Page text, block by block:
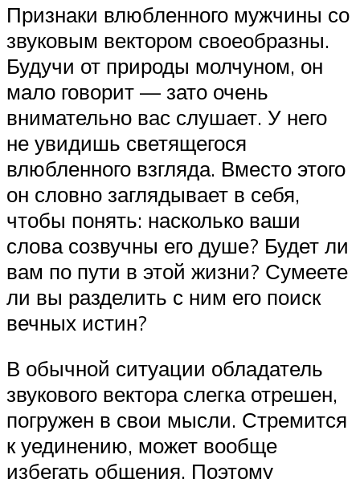
Признаки влюбленного мужчины со
звуковым вектором своеобразны.
Будучи от природы молчуном, он
мало говорит — зато очень
внимательно вас слушает. У него
не увидишь светящегося
влюбленного взгляда. Вместо этого
он словно заглядывает в себя,
чтобы понять: насколько ваши
слова созвучны его душе? Будет ли
вам по пути в этой жизни? Сумеете
ли вы разделить с ним его поиск
вечных истин?
В обычной ситуации обладатель
звукового вектора слегка отрешен,
погружен в свои мысли. Стремится
к уединению, может вообще
избегать общения. Поэтому